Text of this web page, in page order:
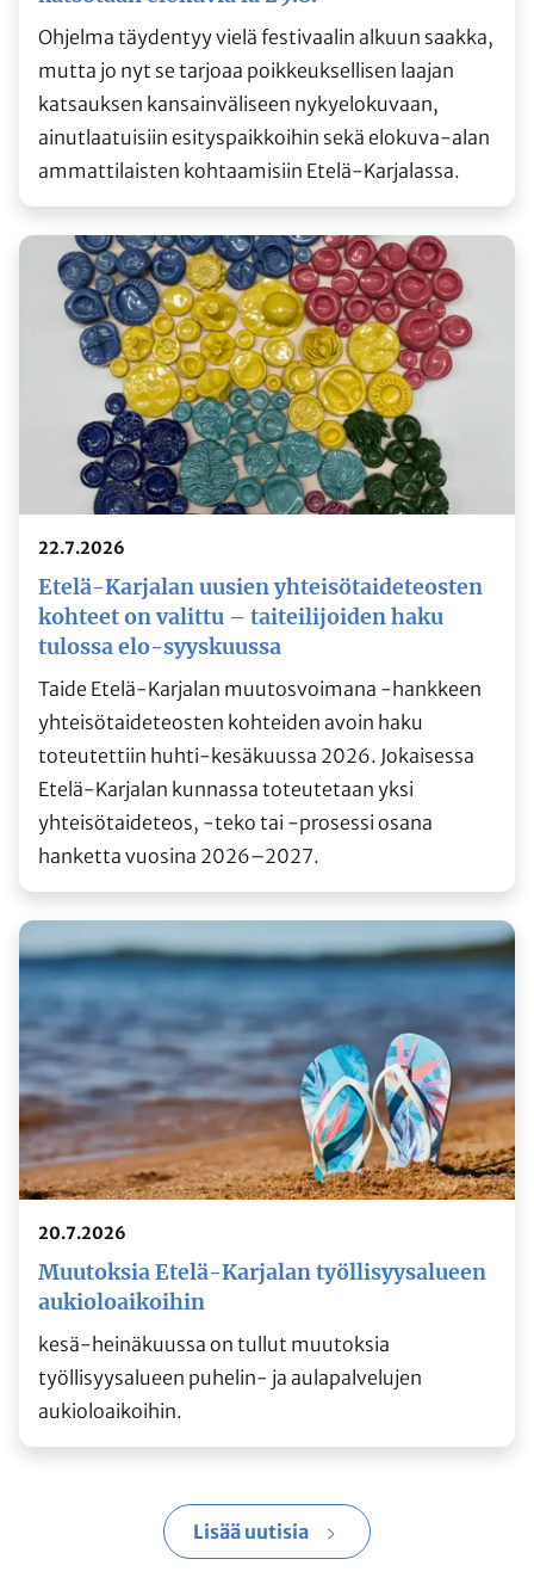
Ohjelma täydentyy vielä festivaalin alkuun saakka,
mutta jo nyt se tarjoaa poikkeuksellisen laajan
katsauksen kansainväliseen nykyelokuvaan,
ainutlaatuisiin esityspaikkoihin sekä elokuva-alan
ammattilaisten kohtaamisiin Etelä-Karjalassa.
22.7.2026
Etelä-Karjalan uusien yhteisötaideteosten
kohteet on valittu – taiteilijoiden haku
tulossa elo-syyskuussa
Taide Etelä-Karjalan muutosvoimana -hankkeen
yhteisötaideteosten kohteiden avoin haku
toteutettiin huhti-kesäkuussa 2026. Jokaisessa
Etelä-Karjalan kunnassa toteutetaan yksi
yhteisötaideteos, -teko tai -prosessi osana
hanketta vuosina 2026–2027.
20.7.2026
Muutoksia Etelä-Karjalan työllisyysalueen
aukioloaikoihin
kesä-heinäkuussa on tullut muutoksia
työllisyysalueen puhelin- ja aulapalvelujen
aukioloaikoihin.
Lisää uutisia